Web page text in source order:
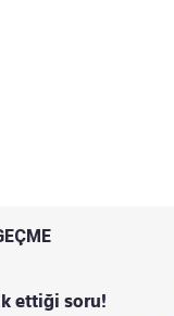
ettiği soru!